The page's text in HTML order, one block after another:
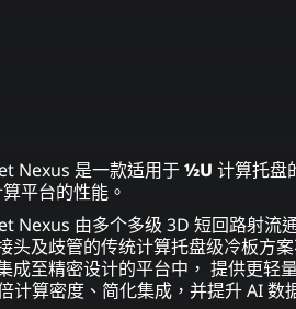
Nexus 是一款适用于½U 计算托盘
平台的性能。
Nexus 由多个多级 3D 短回路射流
头及歧管的传统计算托盘级冷板方
成至精密设计的平台中， 提供更轻
计算密度、简化集成，并提升 AI 数